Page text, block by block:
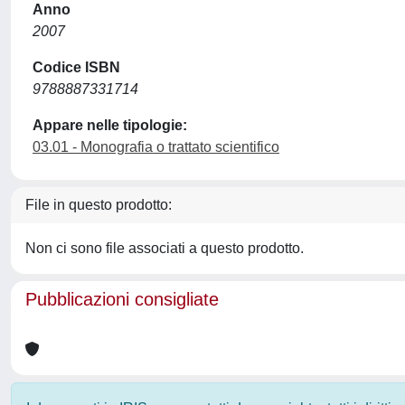
Anno
2007
Codice ISBN
9788887331714
Appare nelle tipologie:
03.01 - Monografia o trattato scientifico
File in questo prodotto:
Non ci sono file associati a questo prodotto.
Pubblicazioni consigliate